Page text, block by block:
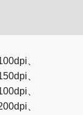
、
、
、
、